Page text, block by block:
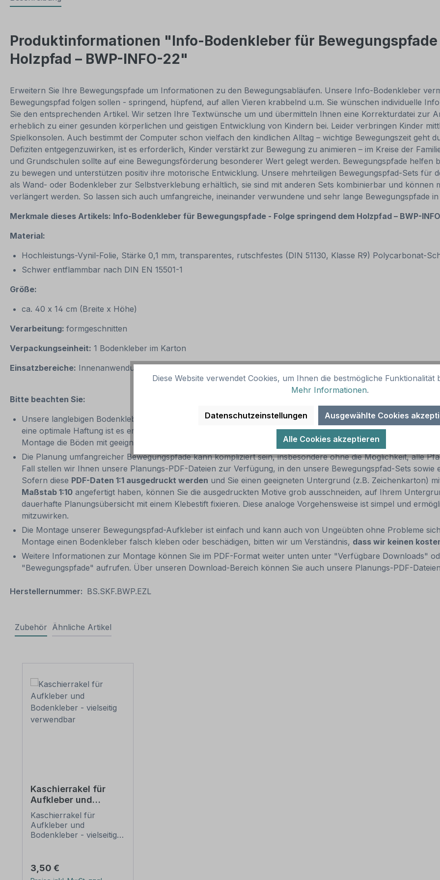
Produktinformationen "Info-Bodenkleber für
Holzpfad – BWP-INFO-22"
Erweitern Sie Ihre Bewegungspfade um Informationen zu den Bewegungsabläufen. Unsere Info-Bodenkleber
Bewegungspfad folgen sollen - springend, hüpfend, auf allen Vieren krabbelnd u.m. Sie wünschen individuelle
Sie den entsprechenden Artikel. Wir setzen Ihre Textwünsche um und übermitteln Ihnen eine Korrekturdatei zur
erheblich zu einer gesunden körperlichen und geistigen Entwicklung von Kindern bei. Leider verbringen Kinder
Spielkonsolen. Auch bestimmt der Computer schon vielfach den kindlichen Alltag – wichtige Bewegungszeit geht
Defiziten entgegenzuwirken, ist es erforderlich, Kinder verstärkt zur Bewegung zu animieren – im Kreise der
und Grundschulen sollte auf eine Bewegungsförderung besonderer Wert gelegt werden. Bewegungspfade helfen
zu bewegen und unterstützen positiv ihre motorische Entwicklung. Unsere mehrteiligen Bewegungspfad-Sets für
als Wand- oder Bodenkleber zur Selbstverklebung erhältlich, sie sind mit anderen Sets kombinierbar und können
verlängert werden. So lassen sich auch umfangreiche, ineinander verwundene und sehr lange Bewegungspfade
Merkmale dieses Artikels: Info-Bodenkleber für Bewegungspfade - Folge springend dem Holzpfad – BWP-
Material:
Hochleistungs-Vynil-Folie, Stärke 0,1 mm, transparentes, rutschfestes (DIN 51130, Klasse R9) Polycarbonat-
Schwer entflammbar nach DIN EN 15501-1
Größe:
ca. 40 x 14 cm (Breite x Höhe)
Verarbeitung: formgeschnitten
Verpackungseinheit: 1 Bodenkleber im Karton
Einsatzbereiche: Innenanwendung – Flure und freie Bereiche in Kindergärten, Schulen und Freizeiteinrichtungen
Bitte beachten Sie:
Unsere langlebigen Bodenkleber für Bewegungspfade sind für alle glatten Böden (gegossen oder fest mit dem
eine optimale Haftung ist es erforderlich, dass die Untergründe frei von jeglichen Trennmitteln sind wie Staub,
Montage die Böden mit geeigneten Reinigungsmitteln.
Die Planung umfangreicher Bewegungspfade kann kompliziert sein, insbesondere ohne die Möglichkeit, alle
Fall stellen wir Ihnen unsere Planungs-PDF-Dateien zur Verfügung, in den unsere Bewegungspfad-Sets sowie
Sofern diese PDF-Daten 1:1 ausgedruckt werden und Sie einen geeigneten Untergrund (z.B. Zeichenkarton)
Maßstab 1:10 angefertigt haben, können Sie die ausgedruckten Motive grob ausschneiden, auf Ihrem
dauerhafte Planungsübersicht mit einem Klebestift fixieren. Diese analoge Vorgehensweise ist simpel und
mitzuwirken.
Die Montage unserer Bewegungspfad-Aufkleber ist einfach und kann auch von Ungeübten ohne Probleme
Montage einen Bodenkleber falsch kleben oder beschädigen, bitten wir um Verständnis, dass wir keinen
Weitere Informationen zur Montage können Sie im PDF-Format weiter unten unter "Verfügbare Downloads"
"Bewegungspfade" aufrufen. Über unseren Download-Bereich können Sie auch unsere Planungs-PDF-
Herstellernummer: BS.SKF.BWP.EZL
Zubehör Ähnliche Artikel
Kaschierrakel für
Aufkleber und
Bodenkleber -
vielseitig
verwendbar
Kaschierrakel für
Aufkleber und
Bodenkleber - vielseitig
Aufkleber sicher und
blasenfrei. Bei unseren
Regulärer Preis:
3,50 €
Diese Website verwendet Cookies, um Ihnen die bestmögliche Funktionalität
Mehr Informationen.
Datenschutzeinstellungen Ausgewählte Cookies
Alle Cookies akzeptieren